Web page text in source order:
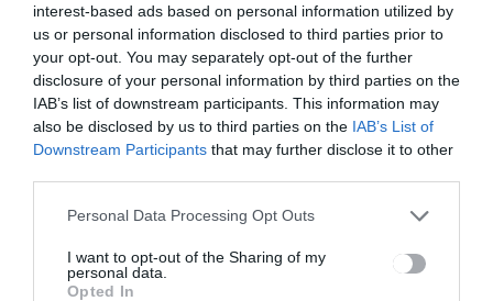
interest-based ads based on personal information utilized by
us or personal information disclosed to third parties prior to
your opt-out. You may separately opt-out of the further
disclosure of your personal information by third parties on the
IAB’s list of downstream participants. This information may
also be disclosed by us to third parties on the IAB’s List of
Downstream Participants that may further disclose it to other
Personal Data Processing Opt Outs
I want to opt-out of the Sharing of my
personal data.
Opted In
Ez is érdekelheti
Polgárvédelmi beavatkozást